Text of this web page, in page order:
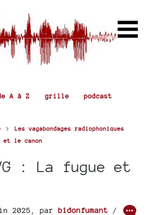
A à Z grille podcast
> Les vagabondages radiophoniques
et le canon
: La fugue et
2025 par bidonfumant /